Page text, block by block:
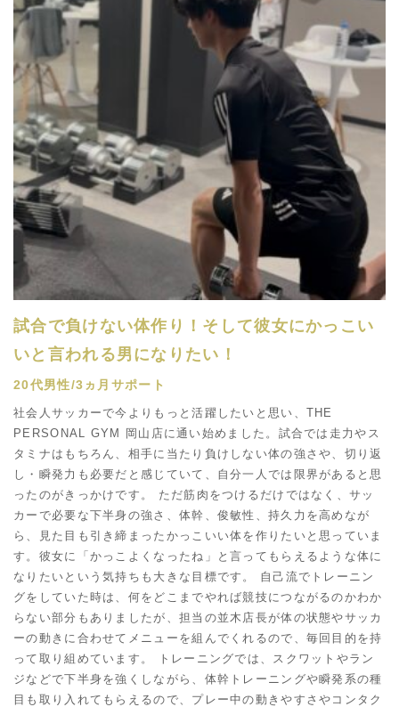
試合で負けない体作り！そして彼女にかっこい
いと言われる男になりたい！
20代男性/3ヵ月サポート
社会人サッカーで今よりもっと活躍したいと思い、THE
PERSONAL GYM 岡山店に通い始めました。試合では走力やス
タミナはもちろん、相手に当たり負けしない体の強さや、切り返
し・瞬発力も必要だと感じていて、自分一人では限界があると思
ったのがきっかけです。 ただ筋肉をつけるだけではなく、サッ
カーで必要な下半身の強さ、体幹、俊敏性、持久力を高めなが
ら、見た目も引き締まったかっこいい体を作りたいと思っていま
す。彼女に「かっこよくなったね」と言ってもらえるような体に
なりたいという気持ちも大きな目標です。 自己流でトレーニン
グをしていた時は、何をどこまでやれば競技につながるのかわか
らない部分もありましたが、担当の並木店長が体の状態やサッカ
ーの動きに合わせてメニューを組んでくれるので、毎回目的を持
って取り組めています。 トレーニングでは、スクワットやラン
ジなどで下半身を強くしながら、体幹トレーニングや瞬発系の種
目も取り入れてもらえるので、プレー中の動きやすさやコンタク